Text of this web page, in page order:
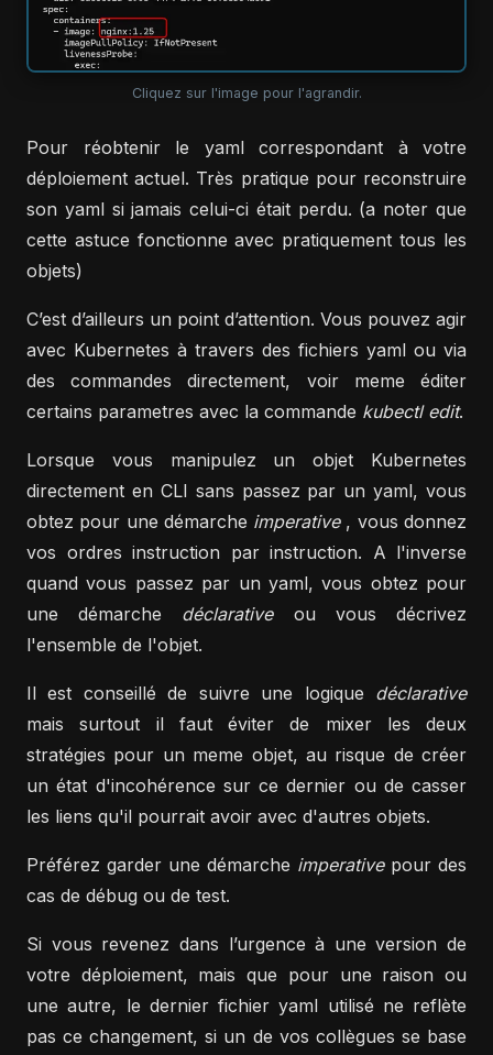
Cliquez sur l'image pour l'agrandir.
Pour réobtenir le yaml correspondant à votre
déploiement actuel. Très pratique pour reconstruire
son yaml si jamais celui-ci était perdu. (a noter que
cette astuce fonctionne avec pratiquement tous les
objets)
C’est d’ailleurs un point d’attention. Vous pouvez agir
avec Kubernetes à travers des fichiers yaml ou via
des commandes directement, voir meme éditer
certains parametres avec la commande kubectl edit.
Lorsque vous manipulez un objet Kubernetes
directement en CLI sans passez par un yaml, vous
obtez pour une démarche imperative, vous donnez
vos ordres instruction par instruction. A l'inverse
quand vous passez par un yaml, vous obtez pour
une démarche déclarativeou vous décrivez
l'ensemble de l'objet.
Il est conseillé de suivre une logique déclarative
mais surtout il faut éviter de mixer les deux
stratégies pour un meme objet, au risque de créer
un état d'incohérence sur ce dernier ou de casser
les liens qu'il pourrait avoir avec d'autres objets.
Préférez garder une démarche imperativepour des
cas de débug ou de test.
Si vous revenez dans l’urgence à une version de
votre déploiement, mais que pour une raison ou
une autre, le dernier fichier yaml utilisé ne reflète
pas ce changement, si un de vos collègues se base